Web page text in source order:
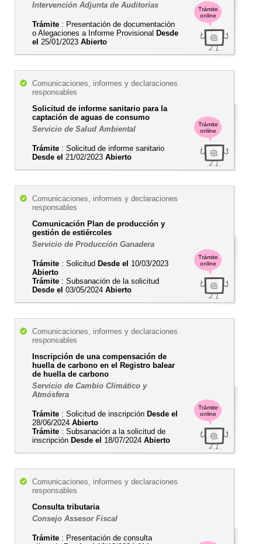
Trámite
online
Intervención Adjunta de Auditorías
Trámite : Presentación de documentación
o Alegaciones a Informe Provisional Desde
el 25/01/2023 Abierto
Trámite
online
Comunicaciones, informes y declaraciones
responsables
Solicitud de informe sanitario para la
captación de aguas de consumo
Servicio de Salud Ambiental
Trámite : Solicitud de informe sanitario
Desde el 21/02/2023 Abierto
Trámite
online
Comunicaciones, informes y declaraciones
responsables
Comunicación Plan de producción y
gestión de estiércoles
Servicio de Producción Ganadera
Trámite : Solicitud Desde el 10/03/2023
Abierto
Trámite : Subsanación de la solicitud
Desde el 03/05/2024 Abierto
Trámite
online
Comunicaciones, informes y declaraciones
responsables
Inscripción de una compensación de
huella de carbono en el Registro balear
de huella de carbono
Servicio de Cambio Climático y
Atmósfera
Trámite : Solicitud de inscripción Desde el
28/06/2024 Abierto
Trámite : Subsanación a la solicitud de
inscripción Desde el 18/07/2024 Abierto
Comunicaciones, informes y declaraciones
responsables
Consulta tributaria
Consejo Assesor Fiscal
Trámite : Presentación de consulta